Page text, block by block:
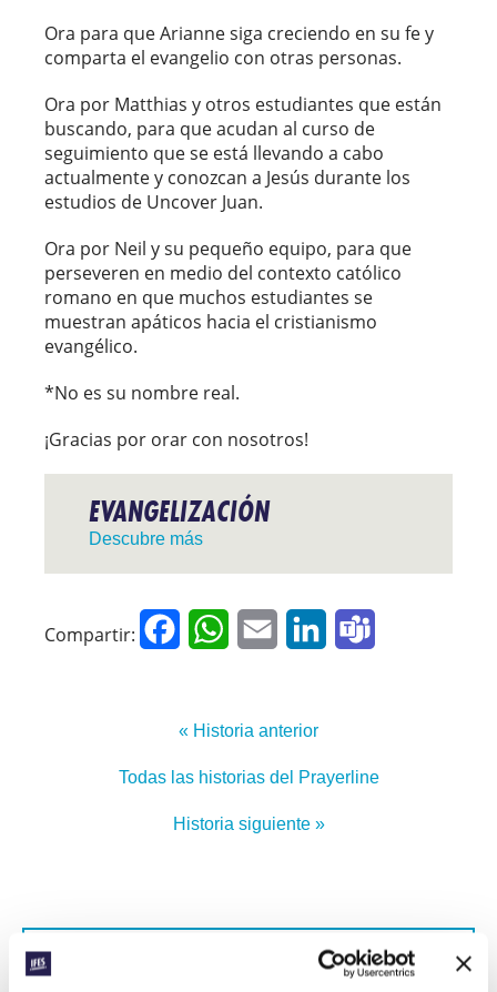
Ora para que Arianne siga creciendo en su fe y
comparta el evangelio con otras personas.
Ora por Matthias y otros estudiantes que están
buscando, para que acudan al curso de
seguimiento que se está llevando a cabo
actualmente y conozcan a Jesús durante los
estudios de Uncover Juan.
Ora por Neil y su pequeño equipo, para que
perseveren en medio del contexto católico
romano en que muchos estudiantes se
muestran apáticos hacia el cristianismo
evangélico.
*No es su nombre real.
¡Gracias por orar con nosotros!
EVANGELIZACIÓN
Descubre más
Compartir: FacebookWhatsApp
Email LinkedIn
« Historia anterior
Todas las historias del Prayerline
Historia siguiente »
SUSCRIBIRSE A PRAYERLINE
Nombre de pila: